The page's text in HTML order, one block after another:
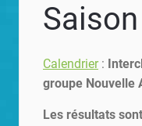
Calendrier:
groupe Nouvelle
Les résultats